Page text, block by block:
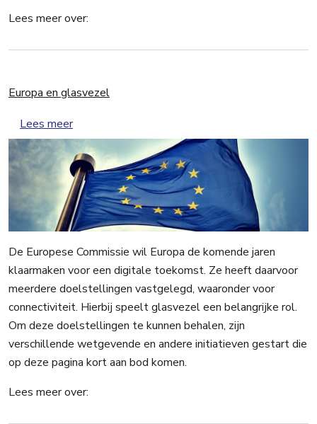
Lees meer over:
Europa en glasvezel
Lees meerover Europa en glasvezel
De Europese Commissie wil Europa de komende jaren
klaarmaken voor een digitale toekomst. Ze heeft daarvoor
meerdere doelstellingen vastgelegd, waaronder voor
connectiviteit. Hierbij speelt glasvezel een belangrijke rol.
Om deze doelstellingen te kunnen behalen, zijn
verschillende wetgevende en andere initiatieven gestart die
op deze pagina kort aan bod komen.
Lees meer over: